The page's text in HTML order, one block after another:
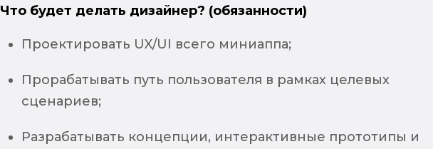
Что будет делать дизайнер? (обязанности)
Проектировать UX/UI всего миниаппа;
Прорабатывать путь пользователя в рамках целевых
сценариев;
Разрабатывать концепции, интерактивные прототипы и